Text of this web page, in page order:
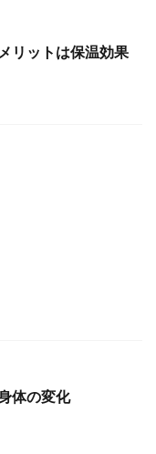
リットは保温効果
体の変化